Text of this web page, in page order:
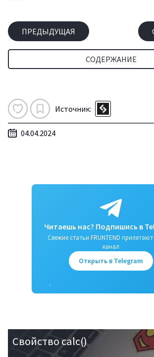
ПРЕДЫДУЩАЯ
СОДЕРЖАНИЕ
Источник:
04.04.2024
✦
Читаешь нас? Подпишись в
Свежие статьи FRUNTEND прилетают
канал
Открыть в Telegram
Свойство calc()